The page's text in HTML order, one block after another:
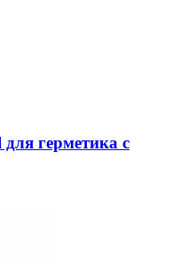
герметика с